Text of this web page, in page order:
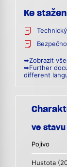
Ke
➥Zobrazit
➥Further
different
ve
Pojivo
Hustota